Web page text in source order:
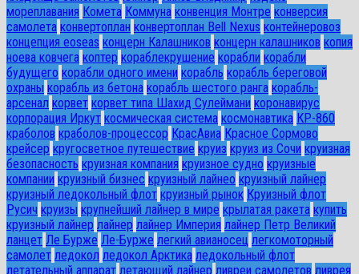
мореплавания Комета Коммуна конвенция Монтре конверсия
самолета конвертоплан конвертоплан Bell Nexus контейнеровоз
концепция eoseas концерн Калашников концерн калашников копия
ноева ковчега коптер кораблекрушение корабли корабли
будущего корабли одного имени корабль корабль береговой
охраны корабль из бетона корабль шестого ранга корабль-
арсенал корвет корвет типа Шахид Сулеймани коронавирус
корпорация Иркут космическая система космонавтика КР-860
краболов краболов-процессор КрасАвиа Красное Сормово
крейсер кругосветное путешествие круиз круиз из Сочи круизная
безопасность круизная компания круизное судно круизные
компании круизный бизнес круизный лайнео круизный лайнер
круизный ледокольный флот круизный рынок Круизный флот
Русич круизы крупнейший лайнер в мире крылатая ракета купить
круизный лайнер лайнер лайнер Империя лайнер Петр Великий
ланцет Ле Бурже Ле-Бурже легкий авианосец легкомоторный
самолет ледокол ледокол Арктика ледокольный флот
летательный аппарат летающий лайнер ливреи самолетов ливрея